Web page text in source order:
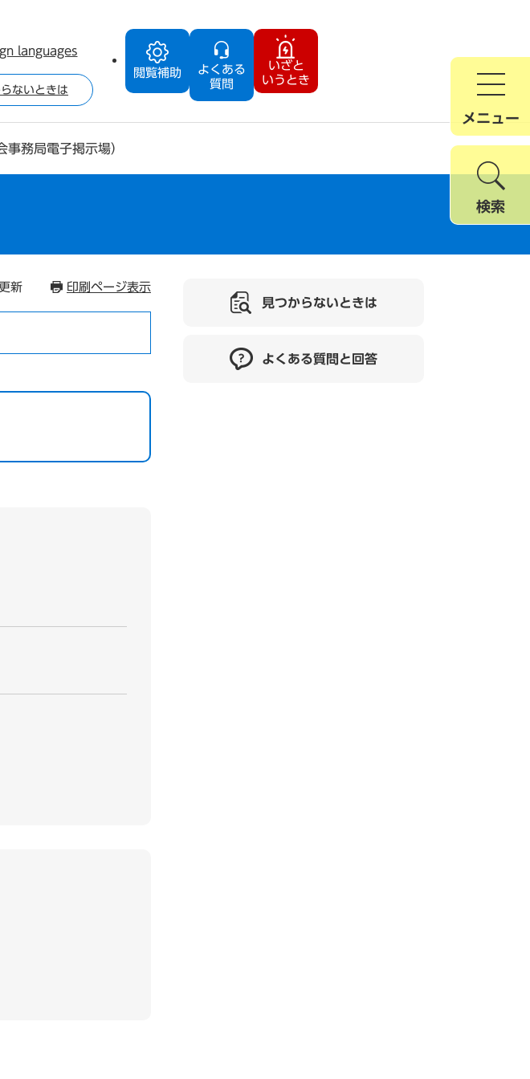
閲覧補助
よくある
質問
いざと
いうとき
languages
ないときは
メニュー
検索
事務局電子掲示場）
新 印刷ページ表示
見つからないときは
よくある質問と回答